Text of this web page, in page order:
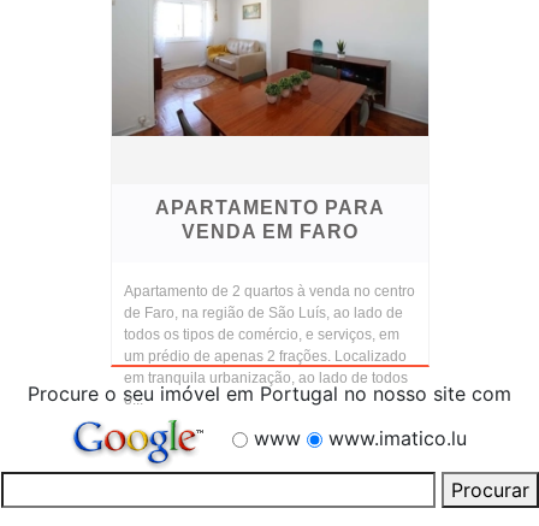
APARTAMENTO PARA
VENDA EM FARO
Apartamento de 2 quartos à venda no centro
de Faro, na região de São Luís, ao lado de
todos os tipos de comércio, e serviços, em
um prédio de apenas 2 frações. Localizado
em tranquila urbanização, ao lado de todos
o...
Procure o seu imóvel em Portugal no nosso site com
www
www.imatico.lu